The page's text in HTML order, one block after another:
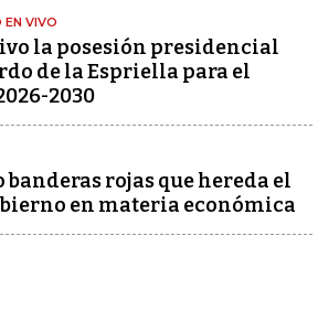
EN VIVO
la posesión presidencial
de la Espriella para el
2030
banderas rojas que hereda el
en materia económica